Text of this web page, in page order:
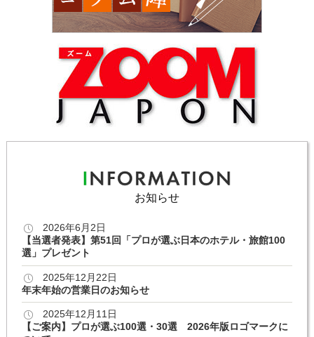
お知らせ
2026年6月2日
【当選者発表】第51回「プロが選ぶ日本のホテル・旅館100
選」プレゼント
2025年12月22日
年末年始の営業日のお知らせ
2025年12月11日
【ご案内】プロが選ぶ100選・30選 2026年版ロゴマークに